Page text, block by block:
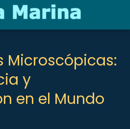
Microscópicas:
y
en el Mundo